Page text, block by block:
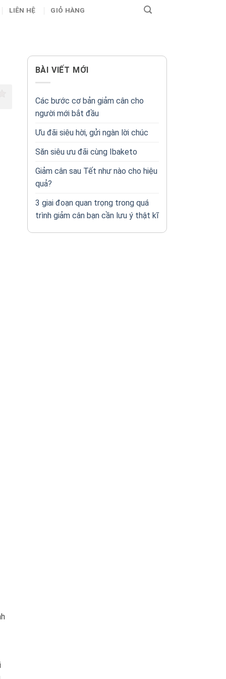
LIÊN HỆ GIỎ HÀNG
BÀI VIẾT MỚI
Các bước cơ bản giảm cân cho
người mới bắt đầu
Ưu đãi siêu hời, gửi ngàn lời chúc
Săn siêu ưu đãi cùng Ibaketo
Giảm cân sau Tết như nào cho hiệu
quả?
3 giai đoạn quan trọng trong quá
trình giảm cân bạn cần lưu ý thật kĩ